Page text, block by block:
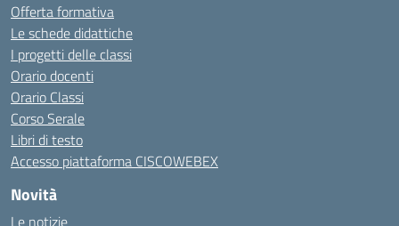
Offerta formativa
Le schede didattiche
I progetti delle classi
Orario docenti
Orario Classi
Corso Serale
Libri di testo
Accesso piattaforma CISCOWEBEX
Novità
Le notizie